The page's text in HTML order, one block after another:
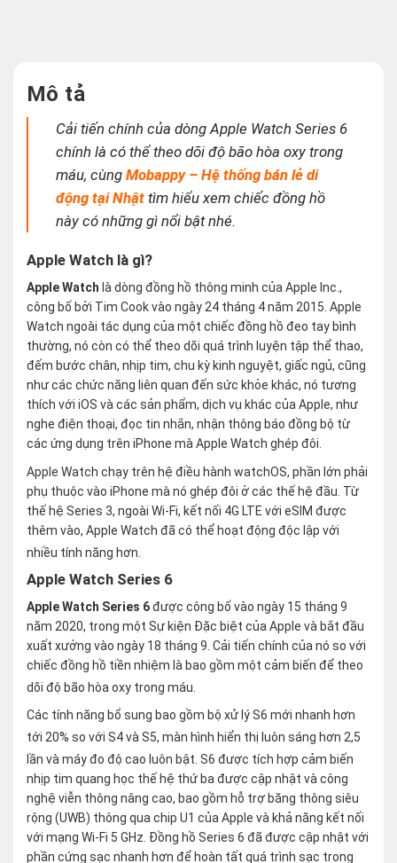
Mô tả
Cải tiến chính của dòng Apple Watch Series 6
chính là có thể theo dõi độ bão hòa oxy trong
máu, cùngMobappy – Hệ thống bán lẻ di
động tại Nhật tìm hiểu xem chiếc đồng hồ
này có những gì nổi bật nhé.
Apple Watch là gì?
Apple Watch là dòng đồng hồ thông minh của Apple Inc.,
công bố bởi Tim Cook vào ngày 24 tháng 4 năm 2015. Apple
Watch ngoài tác dụng của một chiếc đồng hồ đeo tay bình
thường, nó còn có thể theo dõi quá trình luyện tập thể thao,
đếm bước chân, nhịp tim, chu kỳ kinh nguyệt, giấc ngủ, cũng
như các chức năng liên quan đến sức khỏe khác, nó tương
thích với iOS và các sản phẩm, dịch vụ khác của Apple, như
nghe điện thoại, đọc tin nhắn, nhận thông báo đồng bộ từ
các ứng dụng trên iPhone mà Apple Watch ghép đôi.
Apple Watch chạy trên hệ điều hành watchOS, phần lớn phải
phụ thuộc vào iPhone mà nó ghép đôi ở các thế hệ đầu. Từ
thế hệ Series 3, ngoài Wi-Fi, kết nối 4G LTE với eSIM được
thêm vào, Apple Watch đã có thể hoạt động độc lập với
nhiều tính năng hơn.
Apple Watch Series 6
Apple Watch Series 6được công bố vào ngày 15 tháng 9
năm 2020, trong một Sự kiện Đặc biệt của Apple và bắt đầu
xuất xưởng vào ngày 18 tháng 9. Cải tiến chính của nó so với
chiếc đồng hồ tiền nhiệm là bao gồm một cảm biến để theo
dõi độ bão hòa oxy trong máu.
Các tính năng bổ sung bao gồm bộ xử lý S6 mới nhanh hơn
tới 20% so với S4 và S5, màn hình hiển thị luôn sáng hơn 2,5
lần và máy đo độ cao luôn bật. S6 được tích hợp cảm biến
nhịp tim quang học thế hệ thứ ba được cập nhật và công
nghệ viễn thông nâng cao, bao gồm hỗ trợ băng thông siêu
rộng (UWB) thông qua chip U1 của Apple và khả năng kết nối
với mạng Wi-Fi 5 GHz. Đồng hồ Series 6 đã được cập nhật với
phần cứng sạc nhanh hơn để hoàn tất quá trình sạc trong